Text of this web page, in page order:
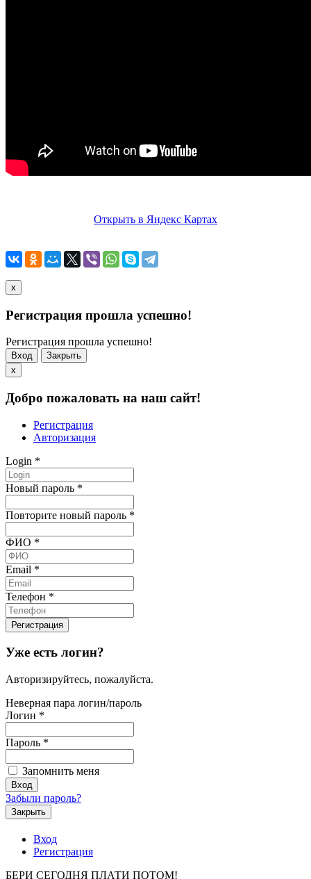
Открыть в Яндекс Картах
x
Регистрация прошла успешно!
Регистрация прошла успешно!
Вход
Закрыть
x
Добро пожаловать на наш сайт!
Регистрация
Авторизация
Login *
Новый пароль *
Повторите новый пароль *
ФИО *
Email *
Телефон *
Уже есть логин?
Авторизируйтесь, пожалуйста.
Неверная пара логин/пароль
Логин *
Пароль *
Запомнить меня
Забыли пароль?
Закрыть
Вход
Регистрация
БЕРИ СЕГОДНЯ ПЛАТИ ПОТОМ!